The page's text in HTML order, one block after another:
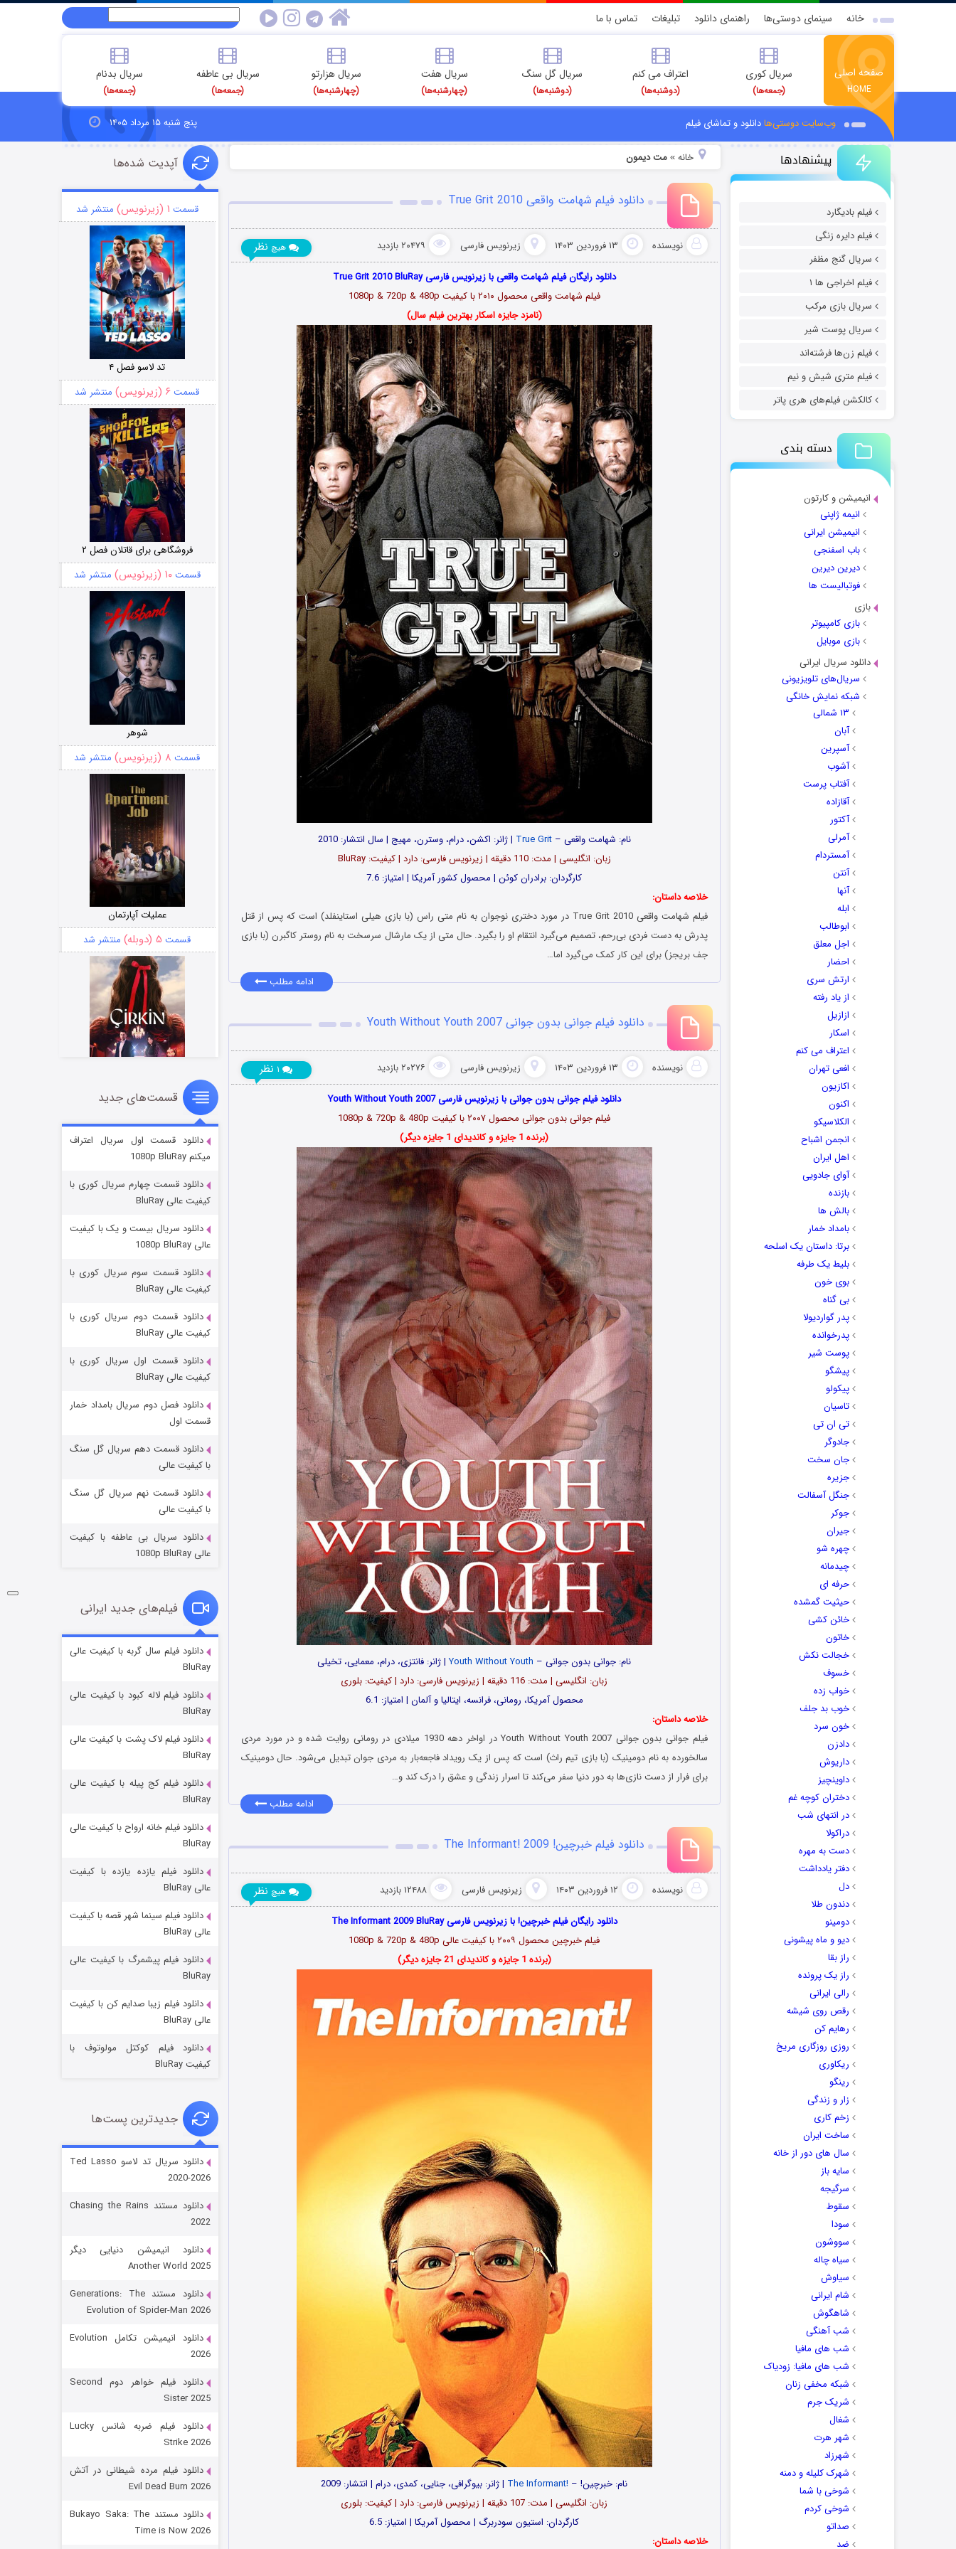
خانه سینمای دوستی‌ها راهنمای دانلود تبلیغات تماس با ما
صفحه اصلی
HOME
سریال کوری
(جمعه‌ها)
اعتراف می کنم
(دوشنبه‌ها)
سریال گل سنگ
(دوشنبه‌ها)
سریال هفت
(چهارشنبه‌ها)
سریال هزارتو
(چهارشنبه‌ها)
سریال بی عاطفه
(جمعه‌ها)
سریال بدنام
(جمعه‌ها)
وب‌سایت دوستی‌هادانلود و تماشای فیلم پنج شنبه ۱۵ مرداد ۱۴۰۵
پیشنهادها
فیلم بادیگارد
فیلم دایره زنگی
سریال گنج مظفر
فیلم اخراجی ها ۱
سریال بازی مرکب
سریال پوست شیر
فیلم زن‌ها فرشته‌اند
فیلم متری شیش و نیم
کالکشن فیلم‌های هری پاتر
دسته بندی
انیمیشن و کارتون
انیمه ژاپنی
انیمیشن ایرانی
باب اسفنجی
دیرین دیرین
فوتبالیست ها
بازی
بازی کامپیوتر
بازی موبایل
دانلود سریال ایرانی
سریال‌های تلویزیونی
شبکه نمایش خانگی
۱۳ شمالی
آبان
آسپرین
آشوب
آفتاب پرست
آقازاده
آکتور
آمرلی
آمستردام
آنتن
آنها
ابله
ابوطالب
اجل معلق
احضار
ارتش سری
از یاد رفته
ازازیل
اسکار
اعتراف می کنم
افعی تهران
اکازیون
اکنون
الکلاسیکو
انجمن اشباح
اهل ایران
آوای جادویی
بازنده
بالش ها
بامداد خمار
برتا: داستان یک اسلحه
بلیط یک‌‌ طرفه
بوی خون
بی گناه
پدر گواردیولا
پدرخوانده
پوست شیر
پیشگو
پیکولو
تاسیان
تی ان تی
جادوگر
جان سخت
جزیره
جنگل آسفالت
جوکر
جیران
چهره شو
چیدمانه
حرفه ای
حیثیت گمشده
خائن کشی
خاتون
خجالت نکش
خسوف
خواب زده
خوب بد جلف
خون سرد
دادزن
داریوش
داوینچیز
دختران کوچه غم
در انتهای شب
دراکولا
دست به مهره
دفتر یادداشت
دل
دندون طلا
دومینو
دیو و ماه پیشونی
راز بقا
راز یک پرونده
رالی ایرانی
رقص روی شیشه
رهایم کن
روزی روزگاری مریخ
ریکاوری
رینگو
زار و زندگی
زخم کاری
ساخت ایران
سال های دور از خانه
سایه باز
سرگیجه
سقوط
سودا
سووشون
سیاه چاله
سیاوش
شام ایرانی
شاهگوش
شب آهنگی
شب های مافیا
شب های مافیا: زودیاک
شبکه مخفی زنان
شریک جرم
شغال
شهر هرت
شهرزاد
شهرک کلیله و دمنه
شوخی با شما
شوخی کردم
صداتو
ضد
خانه» مت دیمون
دانلود فیلم شهامت واقعی True Grit 2010
نویسنده ۱۳ فروردین ۱۴۰۳ زیرنویس فارسی ۲۰۴۷۹ بازدید هیچ نظر
دانلود رایگان فیلم شهامت واقعی با زیرنویس فارسی True Grit 2010 BluRay
فیلم شهامت واقعی محصول ۲۰۱۰ با کیفیت 1080p & 720p & 480p
(نامزد جایزه اسکار بهترین فیلم سال)
نام: شهامت واقعی –True Grit | ژانر: اکشن، درام، وسترن، مهیج | سال انتشار: 2010
زبان: انگلیسی | مدت‌: 110 دقیقه | زیرنویس فارسی: دارد | کیفیت: BluRay
کارگردان: برادران کوئن | محصول کشور آمریکا | امتیاز: 7.6
خلاصه داستان:
فیلم شهامت واقعی True Grit 2010 در مورد دختری نوجوان به نام متی راس (با بازی هیلی استاینفلد) است که پس از قتل
پدرش به دست فردی بی‌رحم، تصمیم می‌گیرد انتقام او را بگیرد. حال متی از یک مارشال سرسخت‌ به نام روستر کاگبرن (با بازی
جف بریجز) برای این کار کمک می‌گیرد اما…
ادامه مطلب
دانلود فیلم جوانی بدون جوانی Youth Without Youth 2007
نویسنده ۱۳ فروردین ۱۴۰۳ زیرنویس فارسی ۲۰۲۷۶ بازدید ۱ نظر
دانلود فیلم جوانی بدون جوانی با زیرنویس فارسی Youth Without Youth 2007
فیلم جوانی بدون جوانی محصول ۲۰۰۷ با کیفیت 1080p & 720p & 480p
(برنده 1 جایزه و کاندیدای 1 جایزه دیگر)
نام: جوانی بدون جوانی – Youth Without Youth| ژانر: فانتزی، درام، معمایی، تخیلی
زبان: انگلیسی | مدت‌: 116 دقیقه | زیرنویس فارسی: دارد | کیفیت: بلوری
محصول آمریکا، رومانی، فرانسه، ایتالیا و آلمان | امتیاز: 6.1
خلاصه داستان:
فیلم جوانی بدون جوانی Youth Without Youth 2007 در اواخر دهه 1930 میلادی در رومانی روایت شده و در مورد مردی
سالخورده به نام دومینیک (با بازی تیم راث) است که پس از یک رویداد فاجعه‌بار به مردی جوان تبدیل می‌شود. حال دومینیک
برای فرار از دست نازی‌ها به دور دنیا سفر می‌کند تا اسرار زندگی و عشق را درک کند و…
ادامه مطلب
دانلود فیلم خبرچین! The Informant! 2009
نویسنده ۱۲ فروردین ۱۴۰۳ زیرنویس فارسی ۱۲۴۸۸ بازدید هیچ نظر
دانلود رایگان فیلم خبرچین! با زیرنویس فارسی The Informant 2009 BluRay
فیلم خبرچین محصول ۲۰۰۹ با کیفیت عالی 1080p & 720p & 480p
(برنده 1 جایزه و کاندیدای 21 جایزه دیگر)
نام: خبرچین! – !The Informant
| ژانر: بیوگرافی، جنایی، کمدی، درام | انتشار: 2009
زبان: انگلیسی | مدت‌: 107 دقیقه | زیرنویس فارسی: دارد | کیفیت: بلوری
کارگردان: استیون سودربرگ | محصول آمریکا | امتیاز: 6.5
خلاصه داستان:
آپدیت شده‌ها
قسمت ۱ (زیرنویس) منتشر شد
تد لاسو فصل ۴
قسمت ۶ (زیرنویس) منتشر شد
فروشگاهی برای قاتلان فصل ۲
قسمت۱۰ (زیرنویس) منتشر شد
شوهر
قسمت ۸ (زیرنویس) منتشر شد
عملیات آپارتمان
قسمت ۵ (دوبله) منتشر شد
سریال زشت
قسمت۲ (زیرنویس) منتشر شد
مردگان متحرک: شهر مرده ۳
شکست استوارت در نجات جهان
قسمت ۷ (زیرنویس) منتشر شد
شوگر فصل ۲
قسمت
خاندان اژدها فصل ۳
جادوگری در مغولستان
قسمت
رویایی برای تو
قسمت
قسمت‌های جدید
دانلود قسمت اول سریال اعتراف
میکنم 1080p BluRay
دانلود قسمت چهارم سریال کوری با
کیفیت عالی BluRay
دانلود سریال بیست و یک با کیفیت
عالی 1080p BluRay
دانلود قسمت سوم سریال کوری با
کیفیت عالی BluRay
دانلود قسمت دوم سریال کوری با
کیفیت عالی BluRay
دانلود قسمت اول سریال کوری با
کیفیت عالی BluRay
دانلود فصل دوم سریال بامداد خمار
قسمت اول
دانلود قسمت دهم سریال گل سنگ
با کیفیت عالی
دانلود قسمت نهم سریال گل سنگ
با کیفیت عالی
دانلود سریال بی عاطفه با کیفیت
عالی 1080p BluRay
فیلم‌های جدید ایرانی
دانلود فیلم سال گربه با کیفیت عالی
BluRay
دانلود فیلم لاله کبود با کیفیت عالی
BluRay
دانلود فیلم لاک پشت با کیفیت عالی
BluRay
دانلود فیلم کج‌ پیله با کیفیت عالی
BluRay
دانلود فیلم خانه ارواح با کیفیت عالی
BluRay
دانلود فیلم یازده یازده با کیفیت
عالی BluRay
دانلود فیلم سینما شهر قصه با کیفیت
عالی BluRay
دانلود فیلم پیشمرگ با کیفیت عالی
BluRay
دانلود فیلم زیبا صدایم کن با کیفیت
عالی BluRay
دانلود فیلم کوکتل مولوتوف با
کیفیت BluRay
جدیدترین پست‌ها
دانلود سریال تد لاسو Ted Lasso
2020-2026
دانلود مستند Chasing the Rains
2022
دانلود انیمیشن دنیایی دیگر
Another World 2025
دانلود مستند Generations: The
Evolution of Spider-Man 2026
دانلود انیمیشن تکامل Evolution
2026
دانلود فیلم خواهر دوم Second
Sister 2025
دانلود فیلم ضربه شانس Lucky
Strike 2026
دانلود فیلم مرده شیطانی در آتش
Evil Dead Burn 2026
دانلود مستند Bukayo Saka: The
Time is Now 2026